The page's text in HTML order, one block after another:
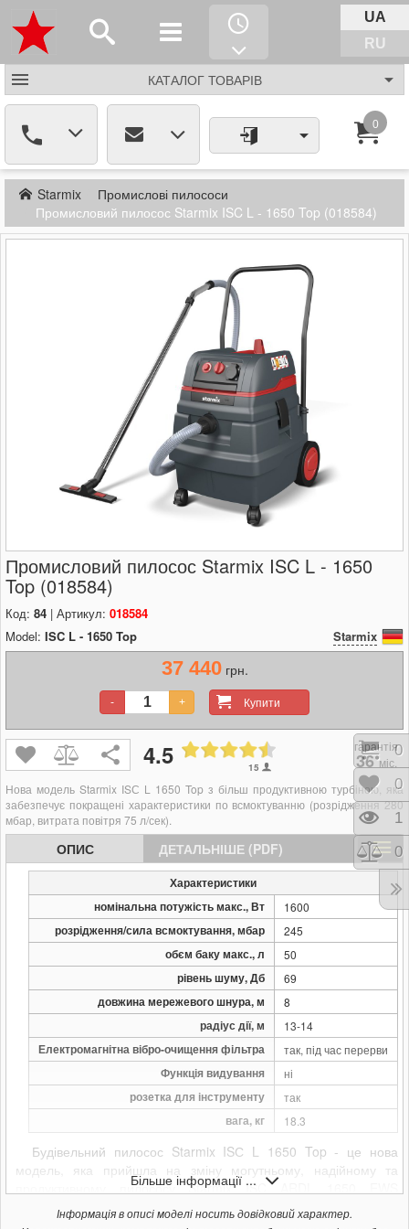
UA
RU
КАТАЛОГ ТОВАРІВ
0
Starmix
Промислові пилососи
Промисловий пилосос Starmix ISC L - 1650 Top (018584)
Промисловий пилосос Starmix ISC L - 1650
Top (018584)
Код: 84 | Артикул: 018584
Model: ISC L - 1650 Top Starmix
37 440грн.
Купити
- +
4.5 15
гарантія
36 міс.
Нова модель Starmix ISС L 1650 Top з більш продуктивною турбіною, яка
забезпечує покращені характеристики по всмоктуванню (розрідження 280
мбар, витрата повітря 75 л/сек).
ОПИС ДЕТАЛЬНІШЕ (PDF)
Характеристики
номінальна потужість макс., Вт
1600
розрідження/сила всмоктування, мбар 245
обєм баку макс., л 50
рівень шуму, Дб 69
довжина мережевого шнура, м 8
радіус дії, м 13-14
Електромагнітна вібро-очищення фільтра так, під час перерви
Функція видування ні
розетка для інструменту так
вага, кг 18.3
Будівельний пилосос Starmix ISС L 1650 Top - це нова
модель, яка прийшла на зміну могутньому, надійному та
продуктивному пилососу Starmix ISC ARDL 1650 EWS
Compact. Дана модель зберегла в собі всі переваги
попередньої моделі: фільтри класу "М" (дозволяють збирати
Більше інформації ...
Інформація в описі моделі носить довідковий характер.
0
0
1
0